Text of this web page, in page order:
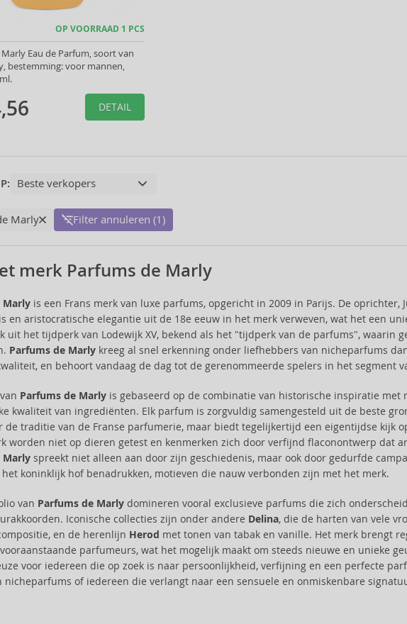
OP VOORRAAD 1 PCS
Eau de Parfum, soort van
bestemming: voor mannen,
DETAIL
Marly Filter annuleren (1)
merk Parfums de Marly
Marlyis een Frans merk van luxe parfums, opgericht in 2009 in Parijs. De oprichter,
en aristocratische elegantie uit de 18e eeuw in het merk verweven, wat het een
uit het tijdperk van Lodewijk XV, bekend als het "tijdperk van de parfums", waarin
Parfums de Marlykreeg al snel erkenning onder liefhebbers van nicheparfums
en behoort vandaag de dag tot de gerenommeerde spelers in het segment
Parfums de Marlyis gebaseerd op de combinatie van historische inspiratie met
kwaliteit van ingrediënten. Elk parfum is zorgvuldig samengesteld uit de beste
de traditie van de Franse parfumerie, maar biedt tegelijkertijd een eigentijdse kijk
worden niet op dieren getest en kenmerken zich door verfijnd flaconontwerp dat
Marlyspreekt niet alleen aan door zijn geschiedenis, maar ook door gedurfde
koninklijk hof benadrukken, motieven die nauw verbonden zijn met het merk.
van Parfums de Marlydomineren vooral exclusieve parfums die zich
Iconische collecties zijn onder andere Delina, die de harten van vele
en de herenlijn Herod met tonen van tabak en vanille. Het merk brengt
parfumeurs, wat het mogelijk maakt om steeds nieuwe en unieke
voor iedereen die op zoek is naar persoonlijkheid, verfijning en een perfecte
nicheparfums of iedereen die verlangt naar een sensuele en onmiskenbare